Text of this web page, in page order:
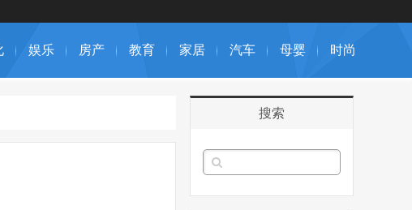
娱乐 房产 教育 家居 汽车 母婴 时尚
搜索